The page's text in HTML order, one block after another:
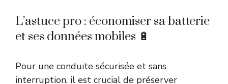
L’astuce pro : économiser sa batterie
et ses données mobiles 🔋
Pour une conduite sécurisée et sans
interruption, il est crucial de préserver